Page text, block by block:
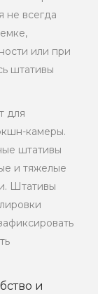
не всегда
или при
штативы
для
камеры.
штативы
и тяжелые
Штативы
и